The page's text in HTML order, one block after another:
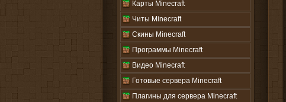
Карты Minecraft
Читы Minecraft
Скины Minecraft
Программы Minecraft
Видео Minecraft
Готовые сервера Minecraft
Плагины для сервера Minecraft